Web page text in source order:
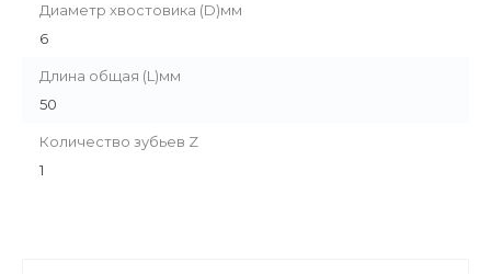
Диаметр хвостовика (D)мм
6
Длина общая (L)мм
50
Количество зубьев Z
1